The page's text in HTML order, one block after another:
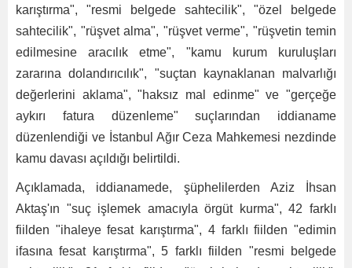
karıştırma", "resmi belgede sahtecilik", "özel belgede
sahtecilik", "rüşvet alma", "rüşvet verme", "rüşvetin temin
edilmesine aracılık etme", "kamu kurum kuruluşları
zararına dolandırıcılık", "suçtan kaynaklanan malvarlığı
değerlerini aklama", "haksız mal edinme" ve "gerçeğe
aykırı fatura düzenleme" suçlarından iddianame
düzenlendiği ve İstanbul Ağır Ceza Mahkemesi nezdinde
kamu davası açıldığı belirtildi.
Açıklamada, iddianamede, şüphelilerden Aziz İhsan
Aktaş'ın "suç işlemek amacıyla örgüt kurma", 42 farklı
fiilden "ihaleye fesat karıştırma", 4 farklı fiilden "edimin
ifasına fesat karıştırma", 5 farklı fiilden "resmi belgede